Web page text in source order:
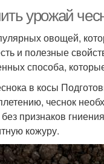
урожай
овощей,
и полезные
способа,
в косы
чеснок
признаков
кожуру.